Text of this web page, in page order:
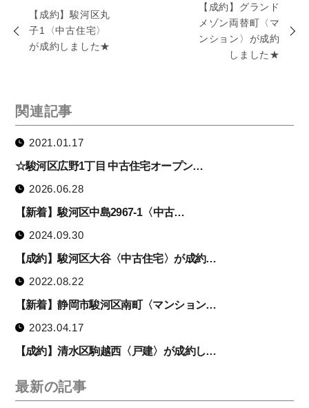
【成約】駿河区丸
子1〈中古住宅〉
が成約しました★
【成約】グランド
メゾン両替町〈マ
ンション〉が成約
しました★
関連記事
2021.01.17
☆駿河区広野1丁目 中古住宅オープン…
2026.06.28
【新着】駿河区中島2967-1〈中古…
2024.09.30
【成約】駿河区大谷〈中古住宅〉が成約…
2022.08.22
【新着】静岡市駿河区南町〈マンション…
2023.04.17
【成約】清水区駒越西〈戸建〉が成約し…
最新の記事